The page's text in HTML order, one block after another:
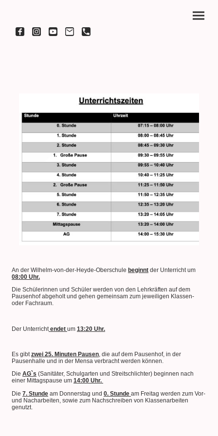
An der Wilhelm-von-der-Heyde-Oberschule beginnt der Unterricht um
08:00 Uhr.
Die Schülerinnen und Schüler werden von den Lehrkräften auf dem
Pausenhof abgeholt und gehen gemeinsam zum jeweiligen Klassen-
oder Fachraum.
Der Unterricht endet um 13:20 Uhr.
Es gibtzwei 25. Minuten Pausen, die auf dem Pausenhof, in der
Pausenhalle und in der Mensa verbracht werden können.
Die AG`s (Sanitäter, Schulgarten und Streitschlichter) beginnen nach
einer Mittagspause um 14:00 Uhr.
Die 7. Stunde am Donnerstag und 0. Stunde am Freitag werden zum Vor-
und Nacharbeiten, sowie zum Nachschreiben von Klassenarbeiten
genutzt.